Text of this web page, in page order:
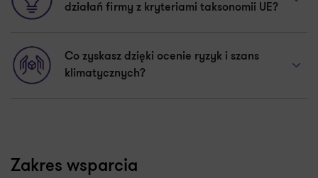
działań firmy z kryteriami taksonomii UE?
Co zyskasz dzięki ocenie ryzyk i szans
klimatycznych?
Zakres wsparcia